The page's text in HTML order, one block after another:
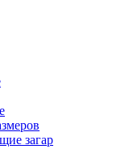
загар